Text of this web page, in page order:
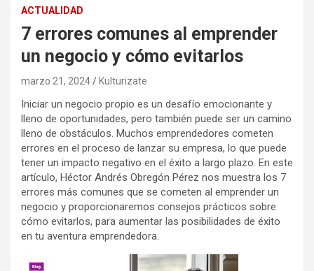
ACTUALIDAD
7 errores comunes al emprender
un negocio y cómo evitarlos
marzo 21, 2024 Kulturizate
Iniciar un negocio propio es un desafío emocionante y
lleno de oportunidades, pero también puede ser un camino
lleno de obstáculos. Muchos emprendedores cometen
errores en el proceso de lanzar su empresa, lo que puede
tener un impacto negativo en el éxito a largo plazo. En este
artículo, Héctor Andrés Obregón Pérez nos muestra los 7
errores más comunes que se cometen al emprender un
negocio y proporcionaremos consejos prácticos sobre
cómo evitarlos, para aumentar las posibilidades de éxito
en tu aventura emprendedora.